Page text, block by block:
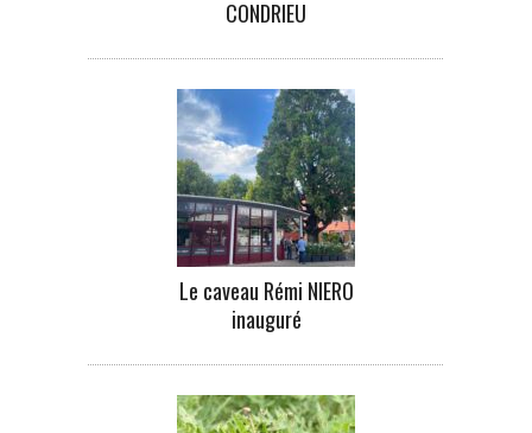
CONDRIEU
Le caveau Rémi NIERO
inauguré